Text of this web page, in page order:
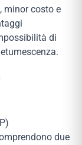
minor costo e
di
due